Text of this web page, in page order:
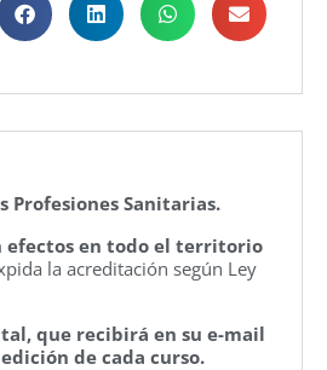
Profesiones Sanitarias.
efectos en todo el territorio
la acreditación según Ley
que recibirá en su e-mail
de cada curso.